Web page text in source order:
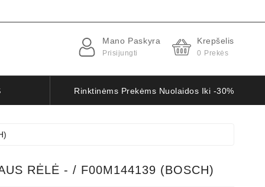
Mano Paskyra
Prisijungti
Krepšelis
0 Prekės
Rinktinėms Prekėms Nuolaidos Iki -30%
RĖLĖ - / F00M144139 (BOSCH)